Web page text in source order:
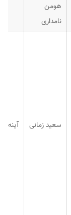
هومن
نامداری
سعید زمانی آینه